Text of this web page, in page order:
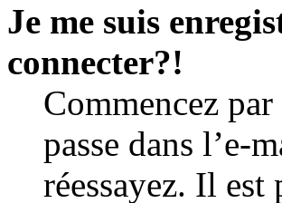
Je me suis
connecter?!
Commencez
passe dans l’e-
réessayez. Il